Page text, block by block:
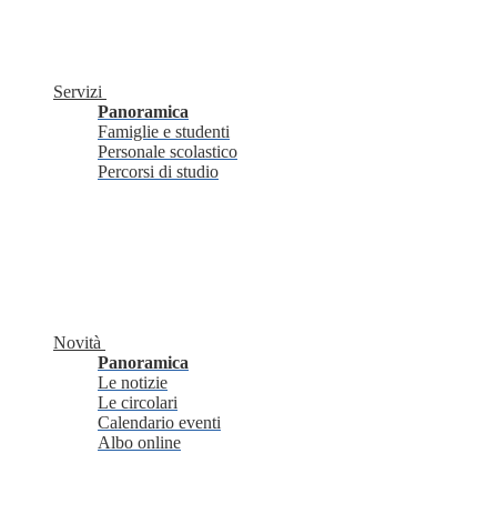
Servizi
Panoramica
Famiglie e studenti
Personale scolastico
Percorsi di studio
Novità
Panoramica
Le notizie
Le circolari
Calendario eventi
Albo online